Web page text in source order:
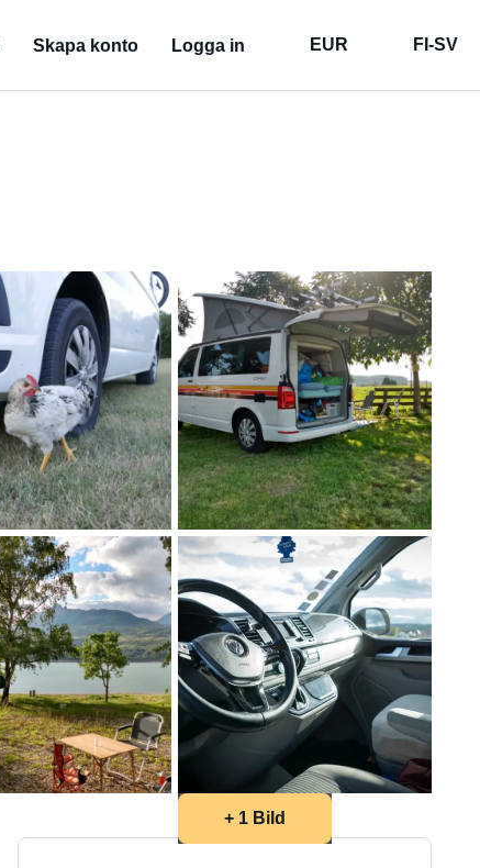
Skapa konto Logga in EUR FI-SV
+ 1 Bild